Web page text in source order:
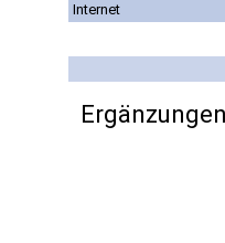
Internet